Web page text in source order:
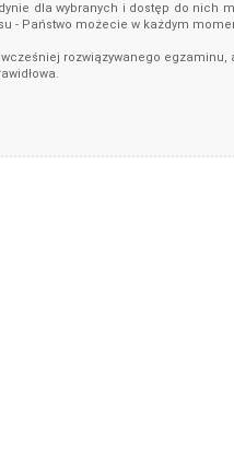
dla wybranych i dostęp do nich
- Państwo możecie w każdym
rozwiązywanego